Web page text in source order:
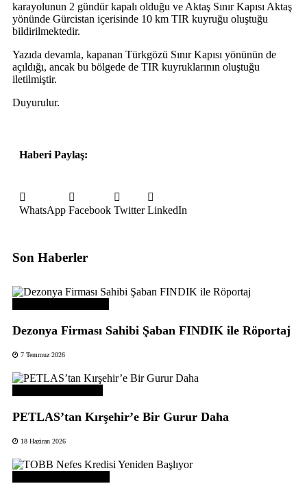
karayolunun 2 gündür kapalı olduğu ve Aktaş Sınır Kapısı Aktaş
yönünde Gürcistan içerisinde 10 km TIR kuyruğu oluştuğu
bildirilmektedir.
Yazıda devamla, kapanan Türkgözü Sınır Kapısı yönünün de
açıldığı, ancak bu bölgede de TIR kuyruklarının oluştuğu
iletilmiştir.
Duyurulur.
Haberi Paylaş:
WhatsApp Facebook Twitter LinkedIn
Son Haberler
Dezonya Firması Sahibi Şaban FINDIK ile Röportaj
7 Temmuz 2026
PETLAS’tan Kırşehir’e Bir Gurur Daha
18 Haziran 2026